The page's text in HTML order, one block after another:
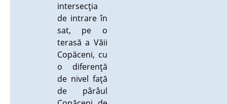
intersecţia
de intrare în
sat, pe o
terasă a Văii
Copăceni, cu
o diferenţă
de nivel faţă
de pârâul